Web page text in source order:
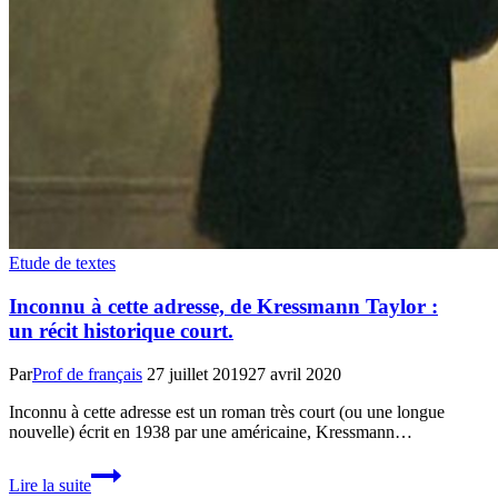
Etude de textes
Inconnu à cette adresse, de Kressmann Taylor :
un récit historique court.
ParProf de français 27 juillet 201927 avril 2020
Inconnu à cette adresse est un roman très court (ou une longue
nouvelle) écrit en 1938 par une américaine, Kressmann…
Lire la suite
Inconnu
à